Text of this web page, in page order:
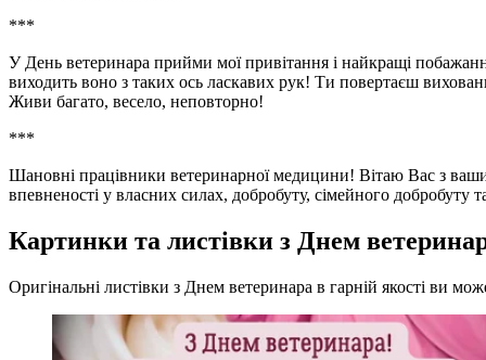
***
У День ветеринара прийми мої привітання і найкращі
виходить воно з таких ось ласкавих рук! Ти повертаєш
Живи багато, весело, неповторно!
***
Шановні працівники ветеринарної медицини! Вітаю Вас з
впевненості у власних силах, добробуту, сімейного добробуту
Картинки та листівки з Днем
Оригінальні листівки з Днем ветеринара в гарній якості ви